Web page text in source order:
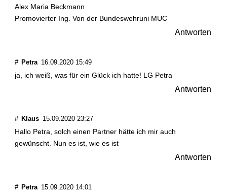
Alex Maria Beckmann
Promovierter Ing. Von der Bundeswehruni MUC
Antworten
# Petra 16.09.2020 15:49
ja, ich weiß, was für ein Glück ich hatte! LG Petra
Antworten
# Klaus 15.09.2020 23:27
Hallo Petra, solch einen Partner hätte ich mir auch
gewünscht. Nun es ist, wie es ist
Antworten
# Petra 15.09.2020 14:01